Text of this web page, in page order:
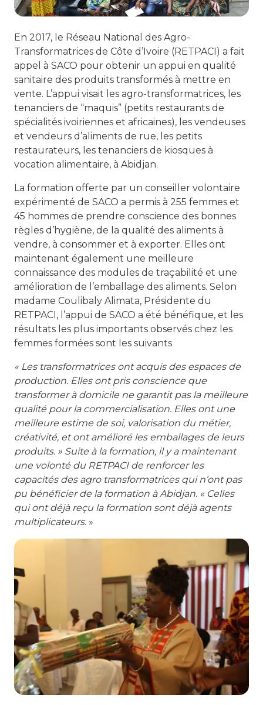
En 2017, le Réseau National des Agro-
Transformatrices de Côte d’Ivoire (RETPACI) a fait
appel à SACO pour obtenir un appui en qualité
sanitaire des produits transformés à mettre en
vente. L’appui visait les agro-transformatrices, les
tenanciers de “maquis” (petits restaurants de
spécialités ivoiriennes et africaines), les vendeuses
et vendeurs d’aliments de rue, les petits
restaurateurs, les tenanciers de kiosques à
vocation alimentaire, à Abidjan.
La formation offerte par un conseiller volontaire
expérimenté de SACO a permis à 255 femmes et
45 hommes de prendre conscience des bonnes
règles d’hygiène, de la qualité des aliments à
vendre, à consommer et à exporter. Elles ont
maintenant également une meilleure
connaissance des modules de traçabilité et une
amélioration de l’emballage des aliments. Selon
madame Coulibaly Alimata, Présidente du
RETPACI, l’appui de SACO a été bénéfique, et les
résultats les plus importants observés chez les
femmes formées sont les suivants
« Les transformatrices ont acquis des espaces de
production. Elles ont pris conscience que
transformer à domicile ne garantit pas la meilleure
qualité pour la commercialisation. Elles ont une
meilleure estime de soi, valorisation du métier,
créativité, et ont amélioré les emballages de leurs
produits. » Suite à la formation, il y a maintenant
une volonté du RETPACI de renforcer les
capacités des agro transformatrices qui n’ont pas
pu bénéficier de la formation à Abidjan. « Celles
qui ont déjà reçu la formation sont déjà agents
multiplicateurs. »